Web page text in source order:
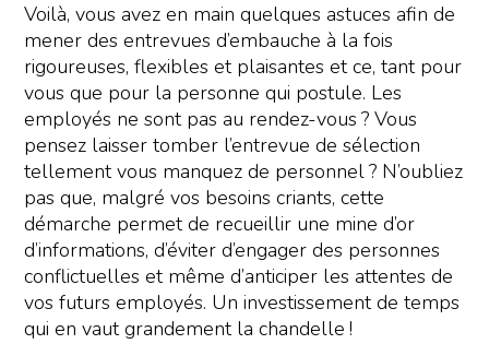
Voilà, vous avez en main quelques astuces afin de
mener des entrevues d’embauche à la fois
rigoureuses, flexibles et plaisantes et ce, tant pour
vous que pour la personne qui postule. Les
employés ne sont pas au rendez-vous ? Vous
pensez laisser tomber l’entrevue de sélection
tellement vous manquez de personnel ? N’oubliez
pas que, malgré vos besoins criants, cette
démarche permet de recueillir une mine d’or
d’informations, d’éviter d’engager des personnes
conflictuelles et même d’anticiper les attentes de
vos futurs employés. Un investissement de temps
qui en vaut grandement la chandelle !